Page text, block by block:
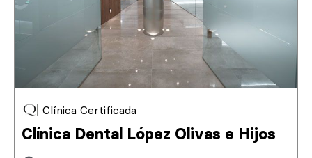
Clínica Certificada
Clínica Dental López Olivas e Hijos